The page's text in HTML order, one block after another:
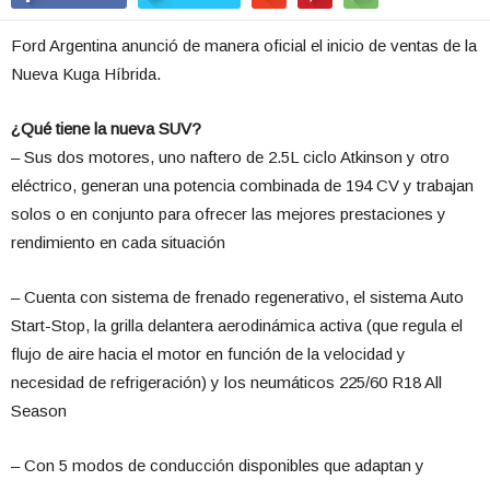
Ford Argentina anunció de manera oficial el inicio de ventas de la
Nueva Kuga Híbrida.
¿Qué tiene la nueva SUV?
– Sus dos motores, uno naftero de 2.5L ciclo Atkinson y otro
eléctrico, generan una potencia combinada de 194 CV y ​​trabajan
solos o en conjunto para ofrecer las mejores prestaciones y
rendimiento en cada situación
– Cuenta con sistema de frenado regenerativo, el sistema Auto
Start-Stop, la grilla delantera aerodinámica activa (que regula el
flujo de aire hacia el motor en función de la velocidad y
necesidad de refrigeración) y los neumáticos 225/60 R18 All
Season
– Con 5 modos de conducción disponibles que adaptan y